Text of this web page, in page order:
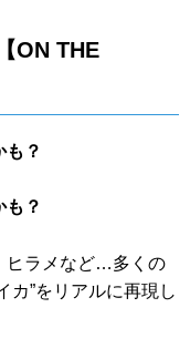
ON THE
も？
も？
ヒラメなど…多くの
カ”をリアルに再現し